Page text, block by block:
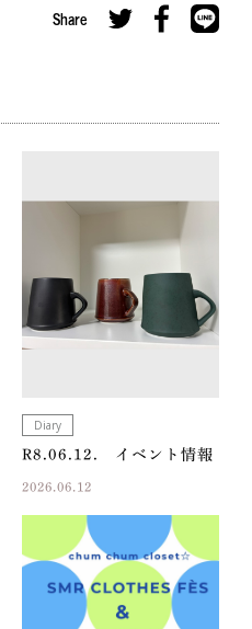
Share
Diary
R8.06.12. イベント情報
2026.06.12